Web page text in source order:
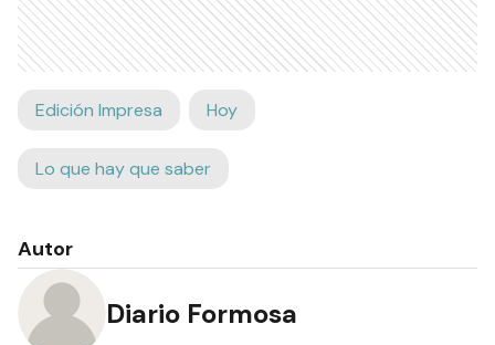
Edición Impresa Hoy
Lo que hay que saber
Autor
Diario Formosa